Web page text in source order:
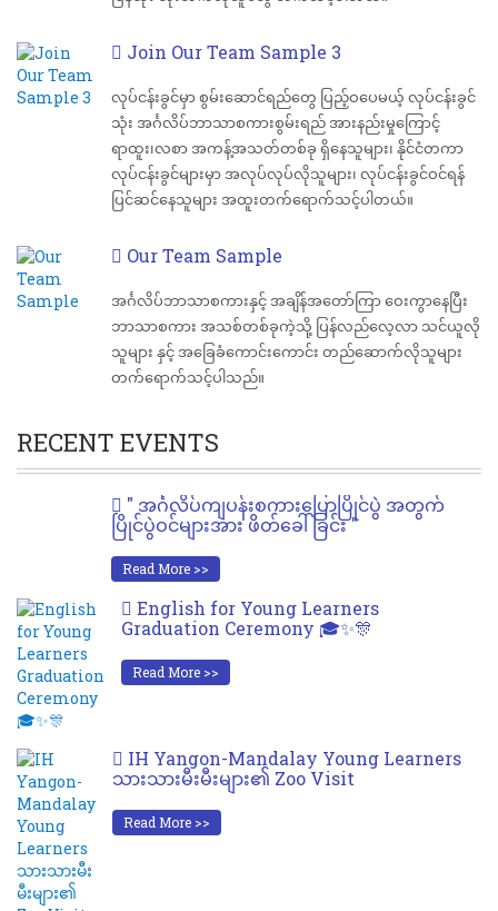
Join Our Team Sample 3
လုပ်ငန်းခွင်မှာ စွမ်းဆောင်ရည်တွေ ပြည့်ဝပေမယ့် လုပ်ငန်းခွင်
သုံး အင်္ဂလိပ်ဘာသာစကားစွမ်းရည် အားနည်းမှုကြောင့်
ရာထူး၊လစာ အကန့်အသတ်တစ်ခု ရှိနေသူများ၊ နိုင်ငံတကာ
လုပ်ငန်းခွင်များမှာ အလုပ်လုပ်လိုသူများ၊ လုပ်ငန်းခွင်ဝင်ရန်
ပြင်ဆင်နေသူများ အထူးတက်ရောက်သင့်ပါတယ်။
Our Team Sample
အင်္ဂလိပ်ဘာသာစကားနှင့် အချိန်အတော်ကြာ ဝေးကွာနေပြီး
ဘာသာစကား အသစ်တစ်ခုကဲ့သို့ ပြန်လည်လေ့လာ သင်ယူလို
သူများ နှင့် အခြေခံကောင်းကောင်း တည်ဆောက်လိုသူများ
တက်ရောက်သင့်ပါသည်။
RECENT EVENTS
" အင်္ဂလိပ်ကျပန်းစကားပြောပြိုင်ပွဲ အတွက်
ပြိုင်ပွဲဝင်များအား ဖိတ်ခေါ်ခြင်း "
Read More >>
English for Young Learners
Graduation Ceremony 🎓✨🎊
Read More >>
IH Yangon-Mandalay Young Learners
သားသားမီးမီးများ၏ Zoo Visit
Read More >>